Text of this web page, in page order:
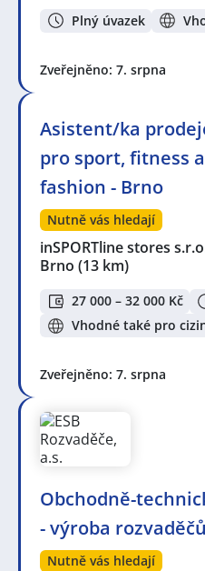
Plný úvazek
Zveřejněno: 7. srpna
Asistent/ka
pro sport, fitness
fashion - Brno
Nutně vás hledají
inSPORTline stores
Brno (13 km)
27 000 – 32 000 Kč
Vhodné také pro
Zveřejněno: 7. srpna
Obchodně-
- výroba rozvaděčů
Nutně vás hledají